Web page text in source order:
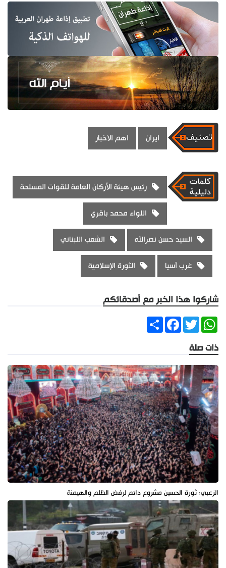
ايران اهم الاخبار
رئيس هيئة الأركان العامة للقوات المسلحة
اللواء محمد باقري
السيد حسن نصرالله الشعب اللبناني
غرب آسيا الثورة الإسلامية
شاركوا هذا الخبر مع أصدقائكم
ShareFacebookTwitter
WhatsApp
ذات صلة
الزعبي: ثورة الحسين مشروع دائم لرفض الظلم والهيمنة